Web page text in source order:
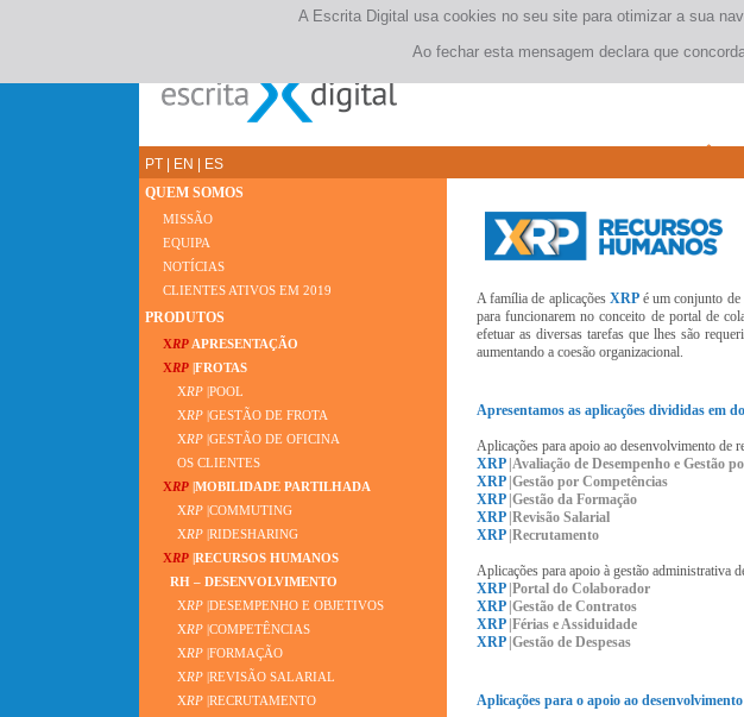
A Escrita Digital usa cookies no seu site para otimizar a sua
Ao fechar esta mensagem declara que
PT EN ES
QUEM SOMOS
MISSÃO
EQUIPA
NOTÍCIAS
CLIENTES ATIVOS EM 2019
PRODUTOS
XRP APRESENTAÇÃO
XRP |FROTAS
XRP |POOL
XRP |GESTÃO DE FROTA
XRP |GESTÃO DE OFICINA
OS CLIENTES
XRP |MOBILIDADE PARTILHADA
XRP |COMMUTING
XRP |RIDESHARING
XRP |RECURSOS HUMANOS
RH – DESENVOLVIMENTO
XRP |DESEMPENHO E OBJETIVOS
XRP |COMPETÊNCIAS
XRP |FORMAÇÃO
XRP |REVISÃO SALARIAL
XRP |RECRUTAMENTO
A família de aplicações XRPé um conjunto de
para funcionarem no conceito de portal de
efetuar as diversas tarefas que lhes são
aumentando a coesão organizacional.
Apresentamos as aplicações divididas em
Aplicações para apoio ao desenvolvimento de
XRP |Avaliação de Desempenho e Gestão
XRP |Gestão por Competências
XRP |Gestão da Formação
XRP |Revisão Salarial
XRP |Recrutamento
Aplicações para apoio à gestão administrativa
XRP |Portal do Colaborador
XRP|Gestão de Contratos
XRP |Férias e Assiduidade
XRP |Gestão de Despesas
Aplicações para o apoio ao